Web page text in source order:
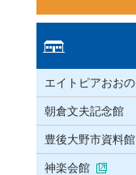
エイトピアおおの
朝倉文夫記念館
豊後大野市資料館
神楽会館